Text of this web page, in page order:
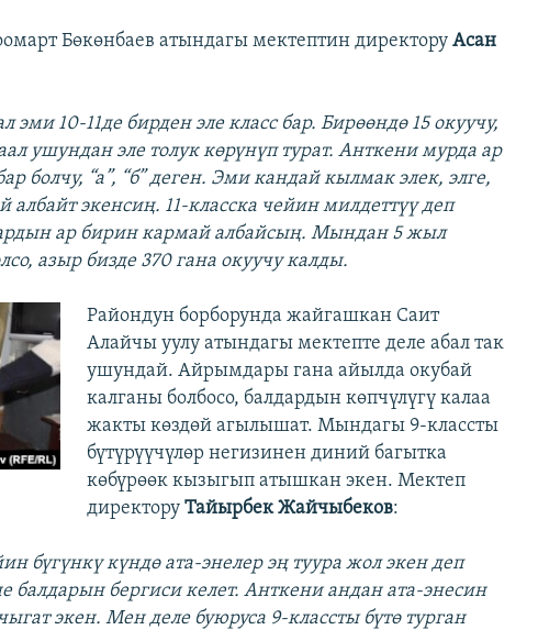
Бөкөнбаев атындагы мектептин директоруАсан
эми 10-11де бирден эле класс бар. Бирөөндө 15 окуучу,
ушундан эле толук көрүнүп турат. Анткени мурда ар
болчу, “а”, “б” деген. Эми кандай кылмак элек, элге,
албайт экенсиң. 11-класска чейин милдеттүү деп
ар бирин кармай албайсың. Мындан 5 жыл
азыр бизде 370 гана окуучу калды.
Райондун борборунда жайгашкан Саит
Алайчы уулу атындагы мектепте деле абал так
ушундай. Айрымдары гана айылда окубай
калганы болбосо, балдардын көпчүлүгү калаа
жакты көздөй агылышат. Мындагы 9-классты
бүтүрүүчүлөр негизинен диний багытка
көбүрөөк кызыгып атышкан экен. Мектеп
директоруТайырбек Жайчыбеков:
бүгүнкү күндө ата-энелер эң туура жол экен деп
балдарын бергиси келет. Анткени андан ата-энесин
экен. Мен деле буюруса 9-классты бүтө турган